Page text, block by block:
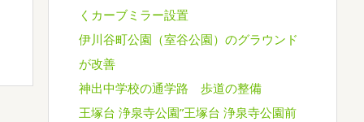
くカーブミラー設置
伊川谷町公園（室谷公園）のグラウンド
が改善
神出中学校の通学路 歩道の整備
王塚台 浄泉寺公園”王塚台 浄泉寺公園前